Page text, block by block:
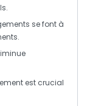
se font à
est crucial